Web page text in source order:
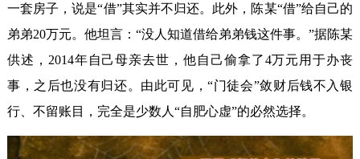
一套房子，说是“借”其实并不归还。此外，陈某“借”给自己的
弟弟20万元。他坦言：“没人知道借给弟弟钱这件事。”据陈某
供述，2014年自己母亲去世，他自己偷拿了4万元用于办丧
事，之后也没有归还。由此可见，“门徒会”敛财后钱不入银
行、不留账目，完全是少数人“自肥心虚”的必然选择。